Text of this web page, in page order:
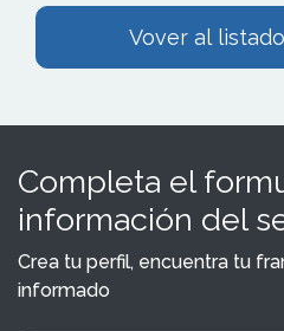
Vover al
Completa el
información del
Crea tu perfil, encuentra tu
informado